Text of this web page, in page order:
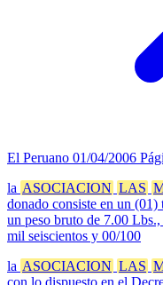
El Peruano 01/04/2006
la ASOCIACION LAS
donado consiste en un
un peso bruto de 7.00
mil seiscientos y 00/100
la ASOCIACION LAS
con lo dispuesto en el